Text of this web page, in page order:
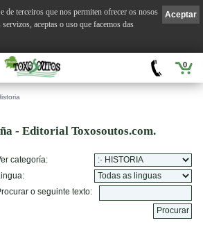
0
- Editorial Toxosoutos.com.
categoría:
o seguinte texto:
Aceptar
de terceiros que nos permiten ofrecer os nosos
aceptas o uso que facemos das